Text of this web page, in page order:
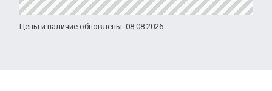
Цены и наличие обновлены: 08.08.2026